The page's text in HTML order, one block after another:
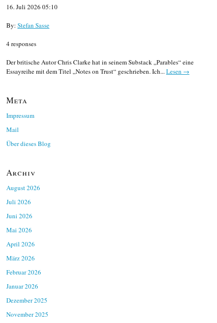
16. Juli 2026 05:10
By: Stefan Sasse
4 responses
Der britische Autor Chris Clarke hat in seinem Substack „Parables“ eine
Essayreihe mit dem Titel „Notes on Trust“ geschrieben. Ich... Lesen →
Meta
Impressum
Mail
Über dieses Blog
Archiv
August 2026
Juli 2026
Juni 2026
Mai 2026
April 2026
März 2026
Februar 2026
Januar 2026
Dezember 2025
November 2025